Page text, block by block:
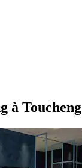
à Toucheng